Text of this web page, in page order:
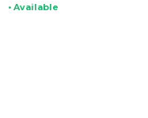
• Available